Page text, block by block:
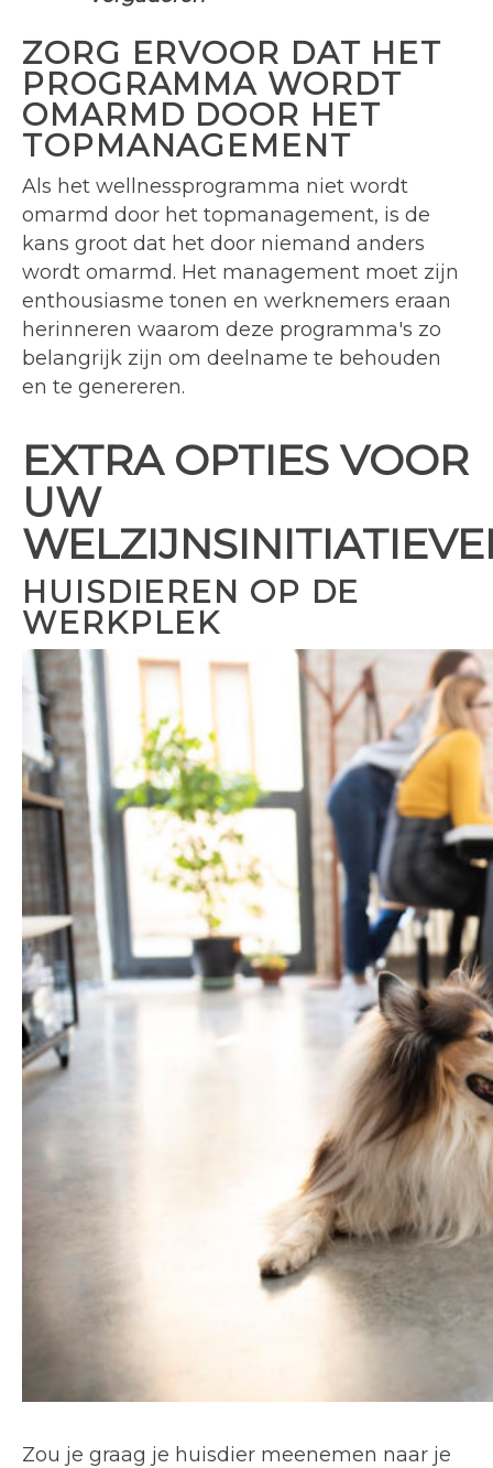
ZORG ERVOOR DAT HET
PROGRAMMA WORDT
OMARMD DOOR HET
TOPMANAGEMENT
Als het wellnessprogramma niet wordt
omarmd door het topmanagement, is de
kans groot dat het door niemand anders
wordt omarmd. Het management moet zijn
enthousiasme tonen en werknemers eraan
herinneren waarom deze programma's zo
belangrijk zijn om deelname te behouden
en te genereren.
EXTRA OPTIES VOOR
UW
HUISDIEREN OP DE
WERKPLEK
Zou je graag je huisdier meenemen naar je